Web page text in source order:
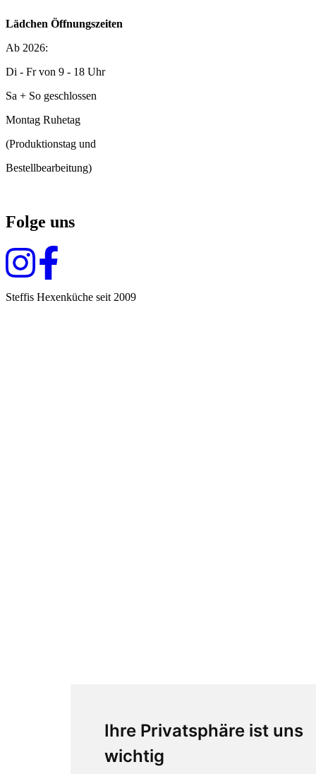
Ihre Privatsphäre ist uns
wichtig
Lädchen Öffnungszeiten
Ab 2026:
Di - Fr von 9 - 18 Uhr
Sa + So geschlossen
Montag Ruhetag
(Produktionstag und
Bestellbearbeitung)
Folge uns
Steffis Hexenküche seit 2009